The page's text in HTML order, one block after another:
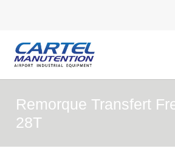
Remorque Transfert
28T